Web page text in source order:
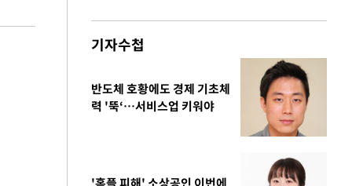
기자수첩
반도체 호황에도 경제 기초체
력 '뚝‘…서비스업 키워야